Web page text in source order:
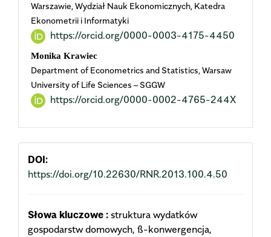
Warszawie, Wydział Nauk Ekonomicznych, Katedra
Ekonometrii i Informatyki
https://orcid.org/0000-0003-4175-4450
Monika Krawiec
Department of Econometrics and Statistics, Warsaw
University of Life Sciences – SGGW
https://orcid.org/0000-0002-4765-244X
DOI:
https://doi.org/10.22630/RNR.2013.100.4.50
Słowa kluczowe : struktura wydatków
gospodarstw domowych, ß-konwergencja,